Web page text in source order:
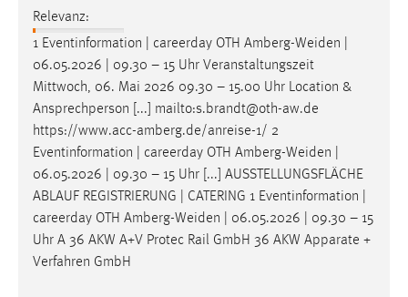
Relevanz:
1 Eventinformation | careerday OTH Amberg-Weiden
06.05.2026 | 09.30 – 15 Uhr Veranstaltungszeit
Mittwoch, 06. Mai 2026 09.30 – 15.00 Uhr Location &
Ansprechperson [...] mailto:s.brandt@oth-aw.de
https://www.acc-amberg.de/anreise-1/ 2
Eventinformation | careerday OTH Amberg-Weiden
06.05.2026 | 09.30 – 15 Uhr [...] AUSSTELLUNGSFLÄCHE
ABLAUF REGISTRIERUNG | CATERING 1 Eventinformation |
careerday OTH Amberg-Weiden | 06.05.2026 | 09.30 – 15
Uhr A 36 AKW A+V Protec Rail GmbH 36 AKW Apparate +
Verfahren GmbH